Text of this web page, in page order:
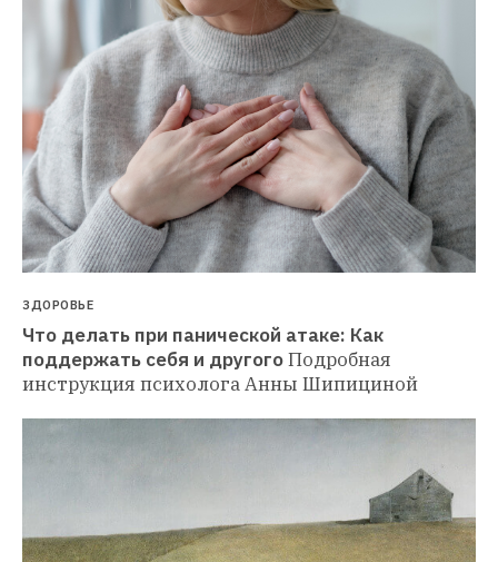
ЗДОРОВЬЕ
Что делать при панической атаке: Как
поддержать себя и другогоПодробная
инструкция психолога Анны Шипициной